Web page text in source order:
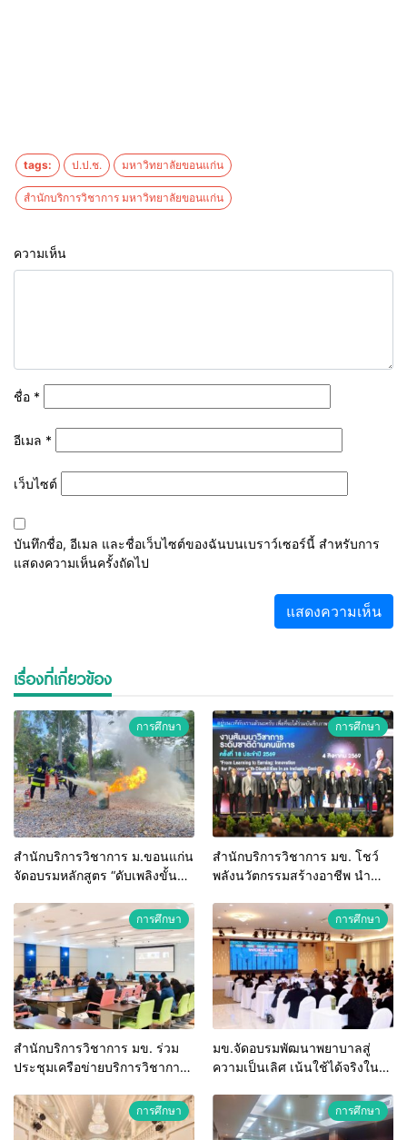
tags: ป.ป.ช. มหาวิทยาลัยขอนแก่น
สำนักบริการวิชาการ มหาวิทยาลัยขอนแก่น
ความเห็น
ชื่อ *
อีเมล *
เว็บไซต์
บันทึกชื่อ, อีเมล และชื่อเว็บไซต์ของฉันบนเบราว์เซอร์นี้ สำหรับการ
แสดงความเห็นครั้งถัดไป
เรื่องที่เกี่ยวข้อง
การศึกษา
สำนักบริการวิชาการ ม.ขอนแก่น
จัดอบรมหลักสูตร “ดับเพลิงขั้น
ท้องถิ่นรับมืออัคคีภัยตาม
มาตรฐานสากล
การศึกษา
สำนักบริการวิชาการ มข. โชว์
พลังนวัตกรรมสร้างอาชีพ นำ
ชาติ NCPD 2026 เปลี่ยน “ผ้า
เหลือ” สู่รายได้ที่ยั่งยืน
การศึกษา
สำนักบริการวิชาการ มข. ร่วม
ประชุมเครือข่ายบริการวิชาการ
สร้างเครือข่ายและยกระดับงาน
วิชาการรับใช้สังคม
การศึกษา
มข.จัดอบรมพัฒนาพยาบาลสู่
ความเป็นเลิศ เน้นใช้ได้จริงใน
การศึกษา การศึกษา